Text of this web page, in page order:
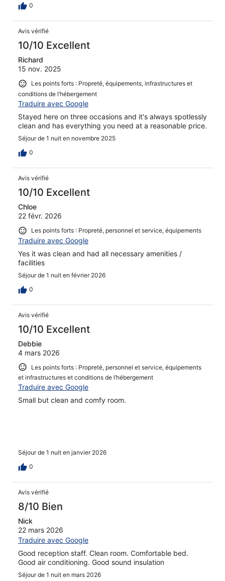
0
Avis vérifié
10/10 Excellent
Richard
15 nov. 2025
Les points forts : Propreté, équipements, infrastructures et
conditions de l’hébergement
Traduire avec Google
Stayed here on three occasions and it's always spotlessly
clean and has everything you need at a reasonable price.
Séjour de 1 nuit en novembre 2025
0
Avis vérifié
10/10 Excellent
Chloe
22 févr. 2026
Les points forts : Propreté, personnel et service, équipements
Traduire avec Google
Yes it was clean and had all necessary amenities /
facilities
Séjour de 1 nuit en février 2026
0
Avis vérifié
10/10 Excellent
Debbie
4 mars 2026
Les points forts : Propreté, personnel et service, équipements
et infrastructures et conditions de l’hébergement
Traduire avec Google
Small but clean and comfy room.
Séjour de 1 nuit en janvier 2026
0
Avis vérifié
8/10 Bien
Nick
22 mars 2026
Traduire avec Google
Good reception staff. Clean room. Comfortable bed.
Good air conditioning. Good sound insulation
Séjour de 1 nuit en mars 2026